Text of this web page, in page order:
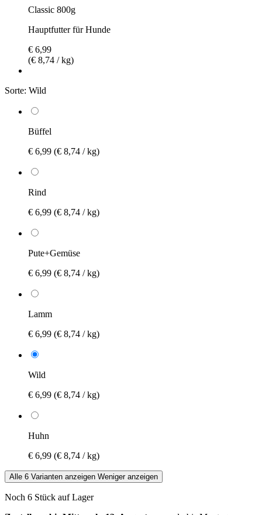
Classic 800g
Hauptfutter für Hunde
€ 6,99
(€ 8,74 / kg)
Sorte: Wild
Büffel
€ 6,99 (€ 8,74 / kg)
Rind
€ 6,99 (€ 8,74 / kg)
Pute+Gemüse
€ 6,99 (€ 8,74 / kg)
Lamm
€ 6,99 (€ 8,74 / kg)
Wild
€ 6,99 (€ 8,74 / kg)
Huhn
€ 6,99 (€ 8,74 / kg)
Alle 6 Varianten anzeigen Weniger anzeigen
Noch 6 Stück auf Lager